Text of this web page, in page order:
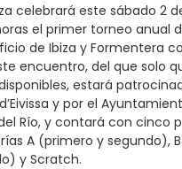
celebrará este sábado 2
el primer torneo anual
de Ibiza y Formentera
encuentro, del que solo
estará
y por el
Río, y contará con cinco
A (primero y segundo),
y Scratch.